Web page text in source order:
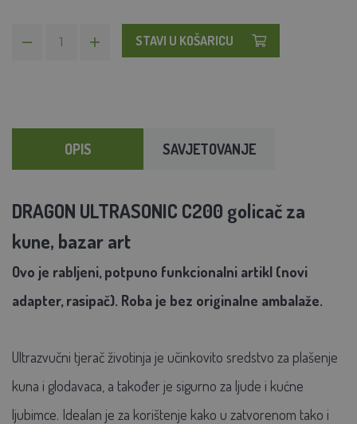
STAVI U KOŠARICU
OPIS SAVJETOVANJE
DRAGON ULTRASONIC C200 golicač za
kune, bazar art
Ovo je rabljeni, potpuno funkcionalni artikl (novi
adapter, rasipač). Roba je bez originalne ambalaže.
Ultrazvučni tjerač životinja je učinkovito sredstvo za plašenje
kuna i glodavaca, a također je sigurno za ljude i kućne
ljubimce. Idealan je za korištenje kako u zatvorenom tako i